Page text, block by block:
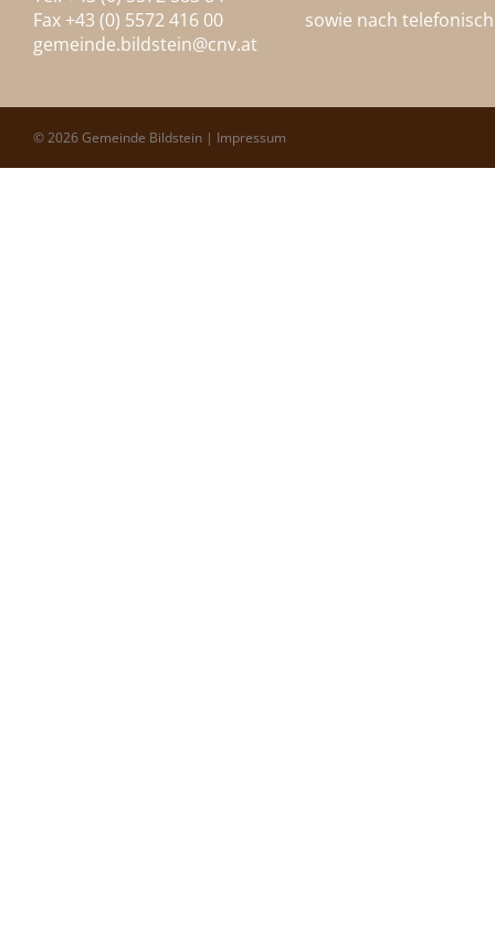
Fax +43 (0) 5572 416 00
gemeinde.bildstein@cnv.at
sowie nach
© 2026 Gemeinde Bildstein | Impressum